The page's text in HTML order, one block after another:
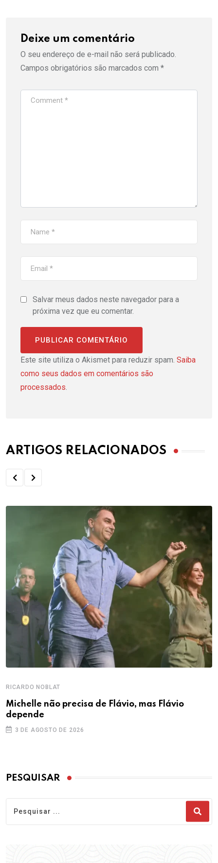
Deixe um comentário
O seu endereço de e-mail não será publicado.
Campos obrigatórios são marcados com *
Salvar meus dados neste navegador para a
próxima vez que eu comentar.
Este site utiliza o Akismet para reduzir spam. Saiba
como seus dados em comentários são
processados.
ARTIGOS RELACIONADOS
RICARDO NOBLAT
Michelle não precisa de Flávio, mas Flávio
depende
3 DE AGOSTO DE 2026
PESQUISAR